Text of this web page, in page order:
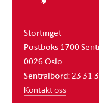
Stortinget
Postboks 1700
0026 Oslo
Sentralbord: 23 31
Kontakt oss